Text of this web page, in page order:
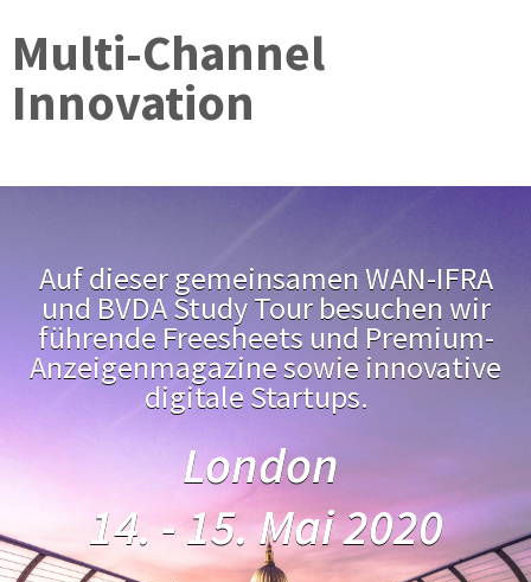
Multi-Channel
Innovation
Auf dieser gemeinsamen WAN-IFRA
und BVDA Study Tour besuchen wir
führende Freesheets und Premium-
Anzeigenmagazine sowie innovative
digitale Startups.
London
14. - 15. Mai 2020